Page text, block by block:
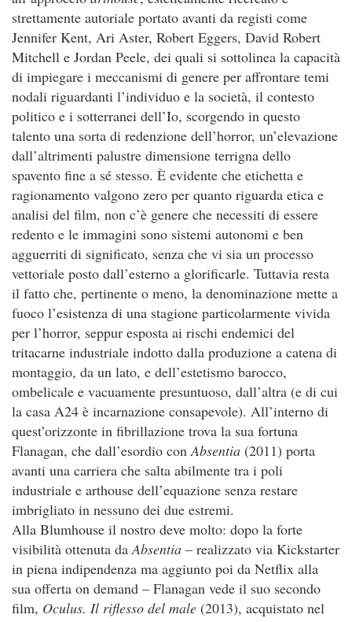
strettamente autoriale portato avanti da registi come
Jennifer Kent, Ari Aster, Robert Eggers, David Robert
Mitchell e Jordan Peele, dei quali si sottolinea la capacità
di impiegare i meccanismi di genere per affrontare temi
nodali riguardanti l’individuo e la società, il contesto
politico e i sotterranei dell’Io, scorgendo in questo
talento una sorta di redenzione dell’horror, un’elevazione
dall’altrimenti palustre dimensione terrigna dello
spavento fine a sé stesso. È evidente che etichetta e
ragionamento valgono zero per quanto riguarda etica e
analisi del film, non c’è genere che necessiti di essere
redento e le immagini sono sistemi autonomi e ben
agguerriti di significato, senza che vi sia un processo
vettoriale posto dall’esterno a glorificarle. Tuttavia resta
il fatto che, pertinente o meno, la denominazione mette a
fuoco l’esistenza di una stagione particolarmente vivida
per l’horror, seppur esposta ai rischi endemici del
tritacarne industriale indotto dalla produzione a catena di
montaggio, da un lato, e dell’estetismo barocco,
ombelicale e vacuamente presuntuoso, dall’altra (e di cui
la casa A24 è incarnazione consapevole). All’interno di
quest’orizzonte in fibrillazione trova la sua fortuna
Flanagan, che dall’esordio conAbsentia (2011) porta
avanti una carriera che salta abilmente tra i poli
industriale e arthouse dell’equazione senza restare
imbrigliato in nessuno dei due estremi.
Alla Blumhouse il nostro deve molto: dopo la forte
visibilità ottenuta daAbsentia – realizzato via Kickstarter
in piena indipendenza ma aggiunto poi da Netflix alla
sua offerta on demand – Flanagan vede il suo secondo
film, Oculus. Il riflesso del male (2013), acquistato nel